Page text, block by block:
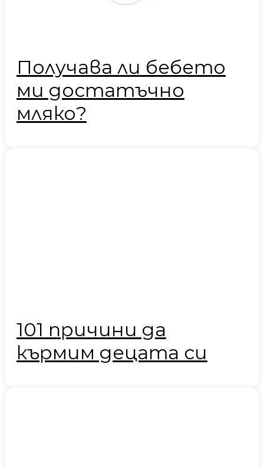
Получава ли бебето
ми достатъчно
мляко?
101 причини да
кърмим децата си